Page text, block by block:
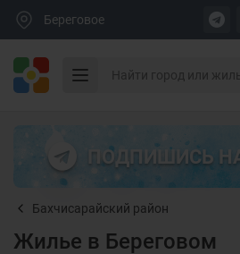
Береговое
ПОДПИШИСЬ НА
Бахчисарайский район
Жилье в Береговом